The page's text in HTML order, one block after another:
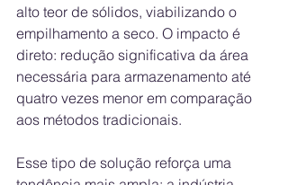
alto teor de sólidos, viabilizando o
empilhamento a seco. O impacto é
direto: redução significativa da área
necessária para armazenamento até
quatro vezes menor em comparação
aos métodos tradicionais.
Esse tipo de solução reforça uma